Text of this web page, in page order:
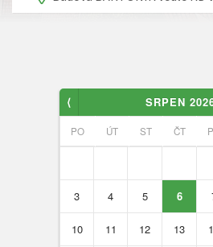
⟨ SRPEN
PO ÚT ST ČT
3 4 5 6
10 11 12 13